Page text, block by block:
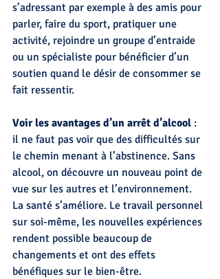
s’adressant par exemple à des amis pour
parler, faire du sport, pratiquer une
activité, rejoindre un groupe d’entraide
ou un spécialiste pour bénéficier d’un
soutien quand le désir de consommer se
fait ressentir.
Voir les avantages d’un arrêt d’alcool :
il ne faut pas voir que des difficultés sur
le chemin menant à l’abstinence. Sans
alcool, on découvre un nouveau point de
vue sur les autres et l’environnement.
La santé s’améliore. Le travail personnel
sur soi-même, les nouvelles expériences
rendent possible beaucoup de
changements et ont des effets
bénéfiques sur le bien-être.